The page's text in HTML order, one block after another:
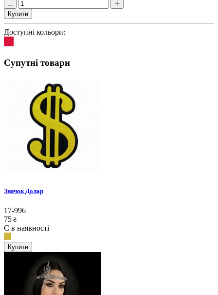
Купити
Доступні кольори:
Супутні товари
Значок Долар
17-996
75 ₴
Є в наявності
Купити